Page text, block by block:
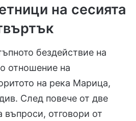
на сесията
бездействие на
отношение на
на река Марица,
След повече от две
въпроси, отговори от